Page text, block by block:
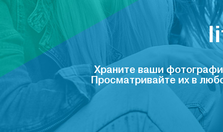
Храните ваши
Просматривайте их в